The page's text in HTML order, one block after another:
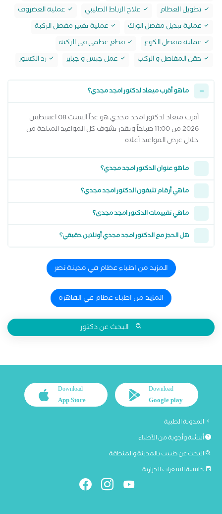
تطويل العظام
علاج الرباط الصليبي
عملية الغضروف
عملية تبديل مفصل الورك
عملية تغيير مفصل الركبة
عملية مفصل الكوع
قطع عظمي في الركبة
حقن المفاصل و الركب
عمل جبس و جباير رد الكسور
ما هو أقرب ميعاد لدكتور امجد مجدي؟
أقرب ميعاد لدكتور امجد مجدي هو غداً السبت 08 اغسطس
2026 من 11:00 صباحاً وتقدر تشوف كل المواعيد المتاحة من
خلال عرض المواعيد أعلاه
ما هو عنوان الدكتور امجد مجدي؟
ما هي أرقام تليفون الدكتور امجد مجدي؟
ما هي تقييمات الدكتور امجد مجدي؟
هل الحجز مع الدكتور امجد مجدي أونلاين حقيقي؟
المزيد من اطباء عظام في مدينة نصر
المزيد من اطباء عظام في القاهرة
البحث عن دكتور
Download
Google play
Download
App Store
المدونة الطبية
أسئلة وأجوبة من الأطباء
البحث عن طبيب بالمدينة والمنطقة
حاسبة السعرات الحرارية